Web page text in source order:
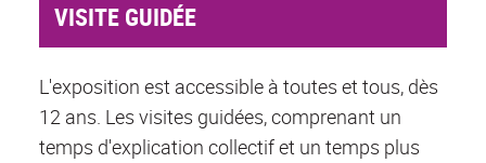
VISITE GUIDÉE
L'exposition est accessible à toutes et tous, dès
12 ans. Les visites guidées, comprenant un
temps d'explication collectif et un temps plus